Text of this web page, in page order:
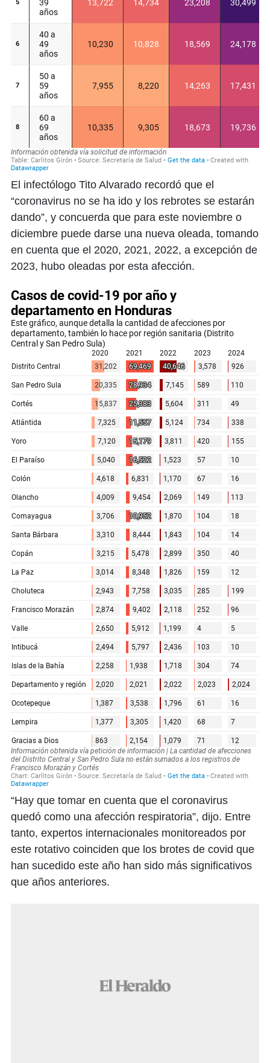
El infectólogo Tito Alvarado recordó que el
“coronavirus no se ha ido y los rebrotes se estarán
dando”, y concuerda que para este noviembre o
diciembre puede darse una nueva oleada, tomando
en cuenta que el 2020, 2021, 2022, a excepción de
2023, hubo oleadas por esta afección.
“Hay que tomar en cuenta que el coronavirus
quedó como una afección respiratoria”, dijo. Entre
tanto, expertos internacionales monitoreados por
este rotativo coinciden que los brotes de covid que
han sucedido este año han sido más significativos
que años anteriores.